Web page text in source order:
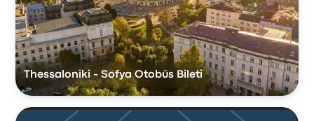
Thessaloniki - Sofya Otobüs Bileti